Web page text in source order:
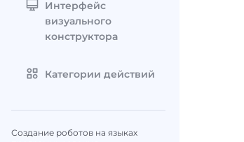
Интерфейс
визуального
конструктора
Категории действий
Создание роботов на языках